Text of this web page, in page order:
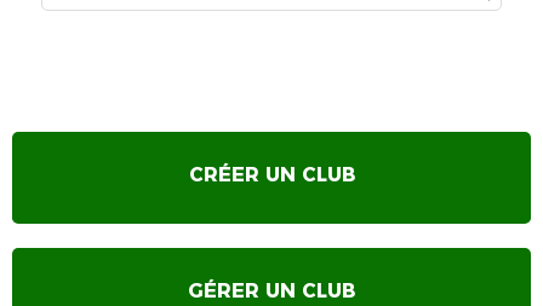
CRÉER UN CLUB
GÉRER UN CLUB